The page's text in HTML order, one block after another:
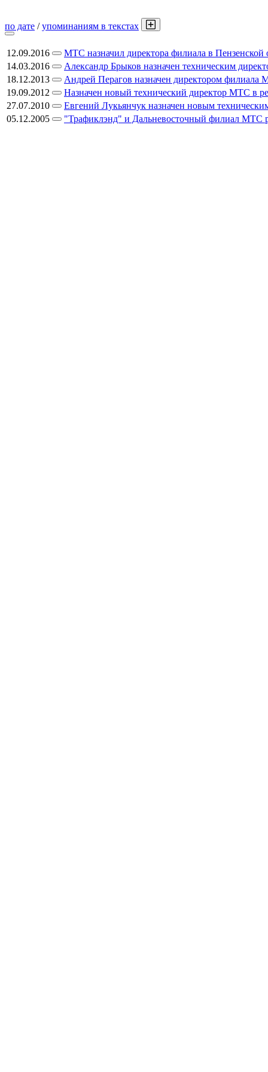
по дате /упоминаниям в текстах
12.09.2016
МТС назначил директора филиала в Пензенской
14.03.2016
Александр Брыков назначен техническим
18.12.2013
Андрей Перагов назначен директором филиала
19.09.2012
Назначен новый технический директор МТС в
27.07.2010
Евгений Лукьянчук назначен новым
05.12.2005
"Трафиклэнд" и Дальневосточный филиал МТС